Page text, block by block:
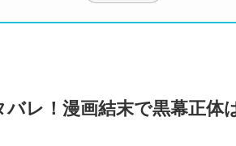
レ！漫画結末で黒幕正体